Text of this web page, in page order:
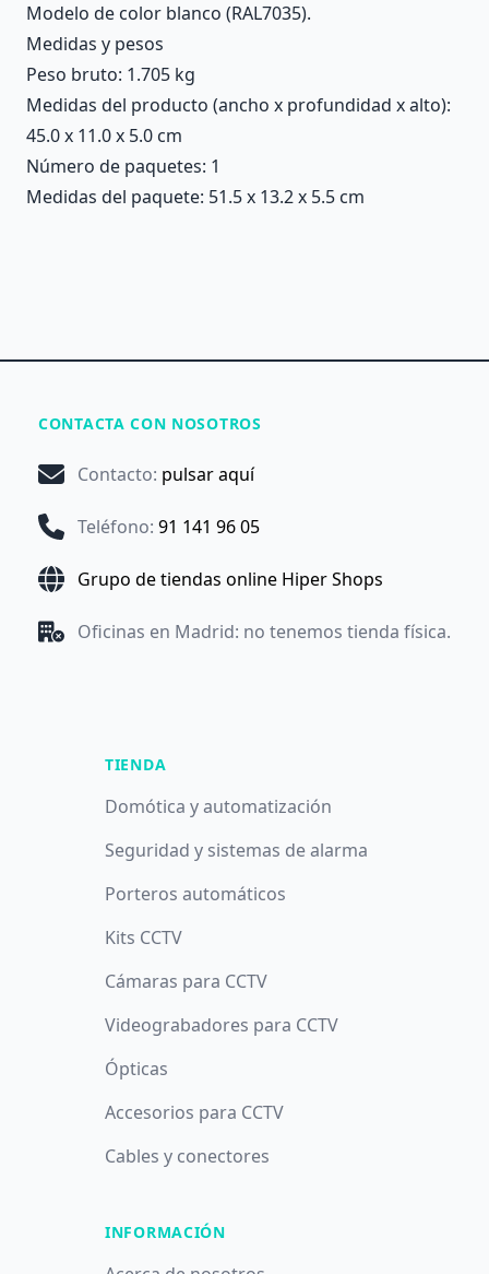
Modelo de color blanco (RAL7035).
Medidas y pesos
Peso bruto: 1.705 kg
Medidas del producto (ancho x profundidad x alto):
45.0 x 11.0 x 5.0 cm
Número de paquetes: 1
Medidas del paquete: 51.5 x 13.2 x 5.5 cm
CONTACTA CON NOSOTROS
Contacto: pulsar aquí
Teléfono: 91 141 96 05
Grupo de tiendas online Hiper Shops
Oficinas en Madrid: no tenemos tienda física.
TIENDA
Domótica y automatización
Seguridad y sistemas de alarma
Porteros automáticos
Kits CCTV
Cámaras para CCTV
Videograbadores para CCTV
Ópticas
Accesorios para CCTV
Cables y conectores
INFORMACIÓN